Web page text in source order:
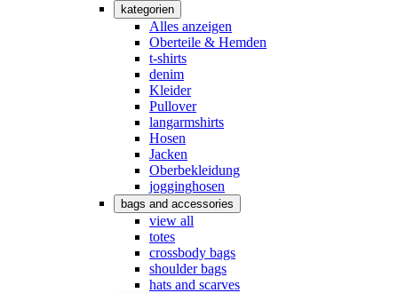
kategorien
Alles anzeigen
Oberteile & Hemden
t-shirts
denim
Kleider
Pullover
langarmshirts
Hosen
Jacken
Oberbekleidung
jogginghosen
bags and accessories
view all
totes
crossbody bags
shoulder bags
hats and scarves